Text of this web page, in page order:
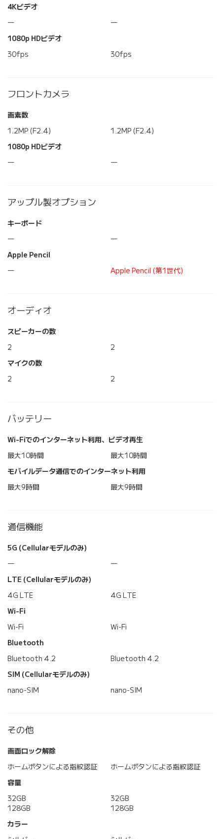
4Kビデオ
―
―
1080p HDビデオ
30fps
30fps
フロントカメラ
画素数
1.2MP (F2.4)
1.2MP (F2.4)
1080p HDビデオ
―
―
アップル製オプション
キーボード
―
―
Apple Pencil
―
Apple Pencil (第1世代)
オーディオ
スピーカーの数
2
2
マイクの数
2
2
バッテリー
Wi-Fiでのインターネット利用、ビデオ再生
最大10時間
最大10時間
モバイルデータ通信でのインターネット利用
最大9時間
最大9時間
通信機能
5G (Cellularモデルのみ)
―
―
LTE (Cellularモデルのみ)
4G LTE
4G LTE
Wi-Fi
Wi-Fi
Wi-Fi
Bluetooth
Bluetooth 4.2
Bluetooth 4.2
SIM (Cellularモデルのみ)
nano-SIM
nano-SIM
その他
画面ロック解除
ホームボタンによる指紋認証
ホームボタンによる指紋認証
容量
32GB
128GB
32GB
128GB
カラー